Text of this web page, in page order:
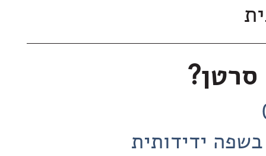
סרטן?
ידידותית